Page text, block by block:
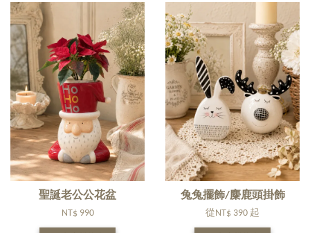
聖誕老公公花盆
NT$ 990
兔兔擺飾/麋鹿頭掛飾
從 NT$ 390 起